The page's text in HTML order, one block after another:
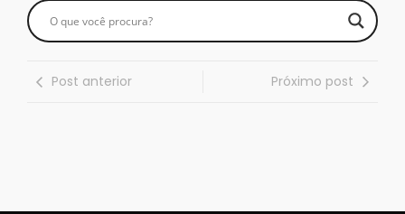
Post anterior Próximo post